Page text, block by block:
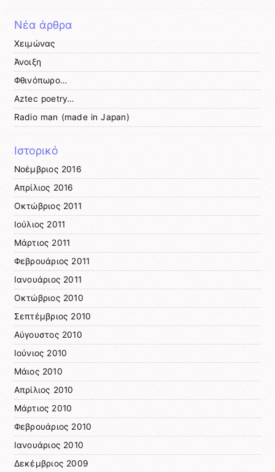
Νέα άρθρα
Χειμώνας
Άνοιξη
Φθινόπωρο…
Aztec poetry…
Radio man (made in Japan)
Ιστορικό
Νοέμβριος 2016
Απρίλιος 2016
Οκτώβριος 2011
Ιούλιος 2011
Μάρτιος 2011
Φεβρουάριος 2011
Ιανουάριος 2011
Οκτώβριος 2010
Σεπτέμβριος 2010
Αύγουστος 2010
Ιούνιος 2010
Μάιος 2010
Απρίλιος 2010
Μάρτιος 2010
Φεβρουάριος 2010
Ιανουάριος 2010
Δεκέμβριος 2009